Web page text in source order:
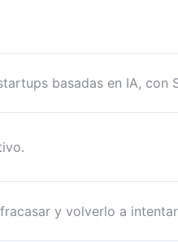
basadas en IA, con
y volverlo a